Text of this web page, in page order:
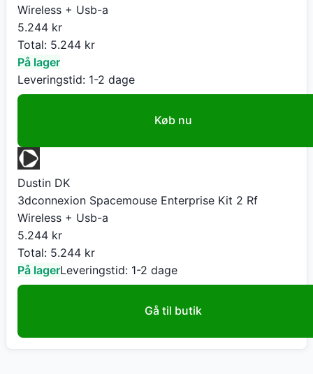
Wireless + Usb-a
5.244 kr
Total: 5.244 kr
På lager
Leveringstid: 1-2 dage
Køb nu
Dustin DK
3dconnexion Spacemouse Enterprise Kit 2 Rf
Wireless + Usb-a
5.244 kr
Total: 5.244 kr
På lagerLeveringstid: 1-2 dage
Gå til butik